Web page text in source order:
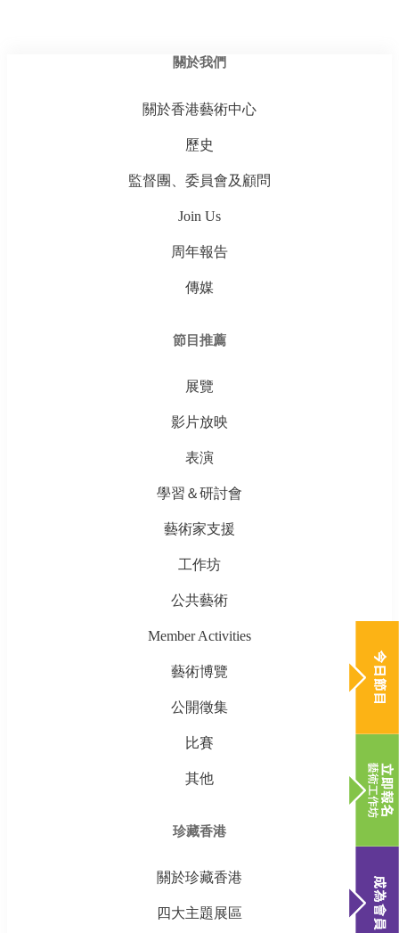
關於我們
關於香港藝術中心
歷史
監督團、委員會及顧問
Join Us
周年報告
傳媒
節目推薦
展覽
影片放映
表演
學習＆研討會
藝術家支援
工作坊
公共藝術
Member Activities
藝術博覽
公開徵集
比賽
其他
珍藏香港
關於珍藏香港
四大主題展區